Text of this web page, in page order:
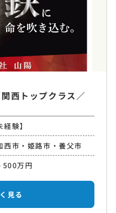
西トップクラス／
験】
西市・姫路市・養父市
500万円
見る